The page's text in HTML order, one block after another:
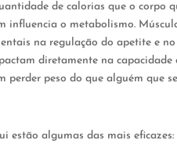
de calorias que o corpo
o metabolismo.
na regulação do apetite e
diretamente na capacidade
peso do que alguém que
estão algumas das mais eficazes: